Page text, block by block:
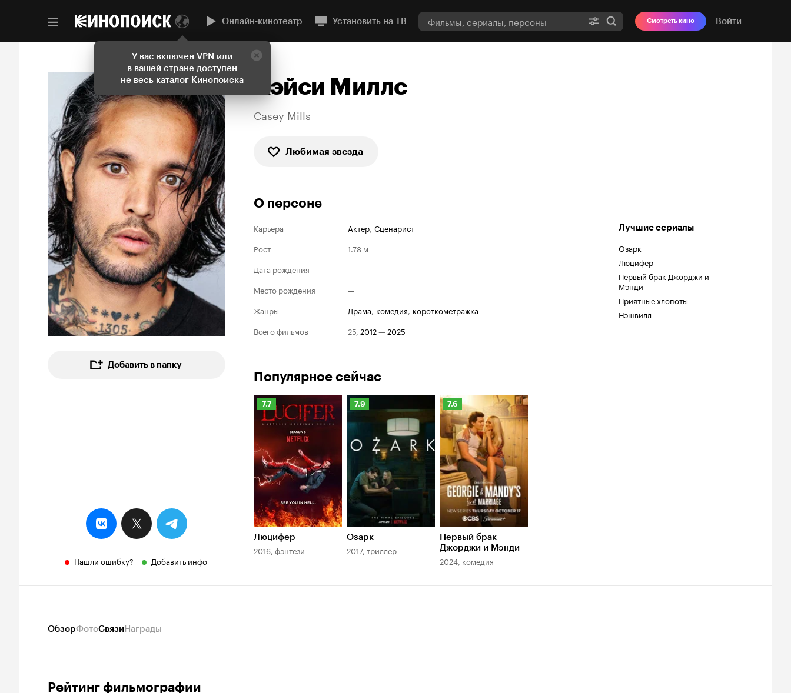
У вас включен VPN или
в вашей стране доступен
не весь каталог Кинопоиска
Онлайн-кинотеатр Установить на ТВ Смотреть кино Войти
Добавить в папку
Нашли ошибку? Добавить инфо
Кэйси Миллс
Casey Mills
Любимая звезда
О персоне
Карьера Актер, Сценарист
Рост
1.78 м
Дата рождения
—
Место рождения
—
Жанры
драма, комедия, короткометражка
Всего фильмов
25, 2012— 2025
Лучшие сериалы
Озарк
Люцифер
Первый брак Джорджи и
Мэнди
Приятные хлопоты
Нэшвилл
Популярное сейчас
Рейтинг
Кинопоиска
7.7
7.7
Люцифер
2016, фэнтези
Рейтинг
7.9
Озарк
2017, триллер
Рейтинг
Кинопоиска
7.6
7.6
Первый брак
Джорджи и Мэнди
2024, комедия
ОбзорФотоСвязиНаграды
Рейтинг фильмографии